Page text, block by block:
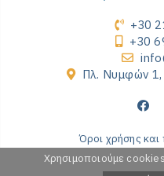
Χρησιμοποιούμε
+30
+30
Πλ. Νυμφών 1,
Όροι χρήσης
Copyright 2026 by